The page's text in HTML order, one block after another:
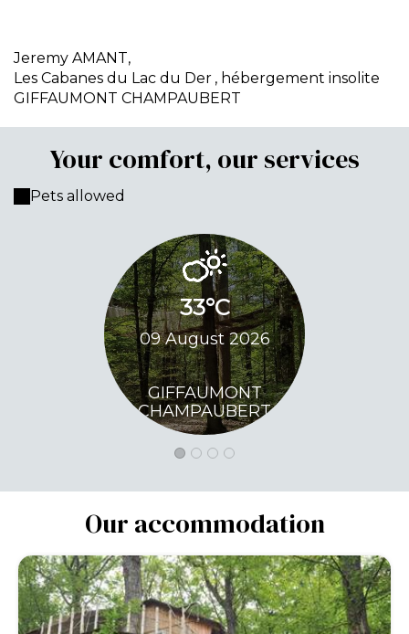
Jeremy AMANT,
Les Cabanes du Lac du Der , hébergement insolite
GIFFAUMONT CHAMPAUBERT
Your comfort, our services
Pets allowed
33°C
09 August 2026
GIFFAUMONT
CHAMPAUBERT
Our accommodation